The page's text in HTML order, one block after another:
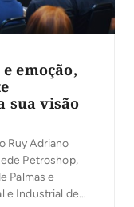
emoção,
sua visão
Ruy Adriano
Petroshop,
Palmas e
e Industrial de